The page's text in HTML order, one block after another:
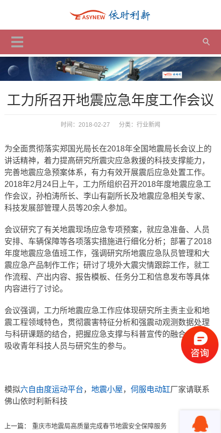
工力所召开地震应急年度工作会议
时间：2018-02-27 分类： 行业新闻
为全面贯彻落实郑国光局长在2018年全国地震局长会议上的
讲话精神，着力提高研究所震灾应急救援的科技支撑能力，
完善地震应急预案体系，有力有效开展震后应急处置工作。
2018年2月24日上午，工力所组织召开2018年度地震应急工
作会议，孙柏涛所长、李山有副所长及地震应急相关专家、
科技发展部管理人员等20余人参加。
会议研究了有关地震现场应急专项预案，就应急准备、人员
安排、车辆保障等各项落实措施进行细化分析；部署了2018
年度地震应急值班工作，强调研究所地震应急队员管理和大
震应急产品制作工作；研讨了境外大震灾情跟踪工作，就工
作流程、产出内容、报告模板、任务分工和信息发布等具体
内容进行了讨论。
会议强调，工力所地震应急工作应体现研究所主责主业和地
震工程领域特色，贯彻震害特征分析和强震动观测数据处理
与科研课题的结合，把握应急支撑与科普宣传的融合，注重
吸收青年科技人员与研究生的参与。
模拟六自由度运动平台， 地震小屋， 伺服电动缸厂家请联系
佛山依时利新科技
上一篇： 重庆市地震局高质量完成春节地震安全保障服务